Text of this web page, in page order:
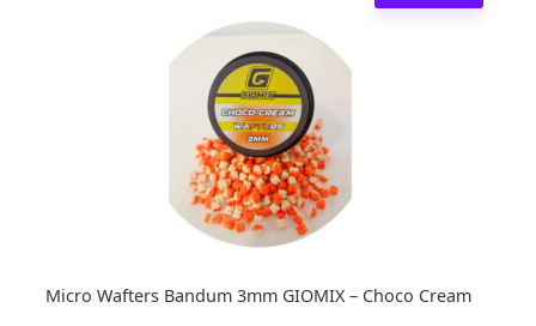
Micro Wafters Bandum 3mm GIOMIX – Choco Cream